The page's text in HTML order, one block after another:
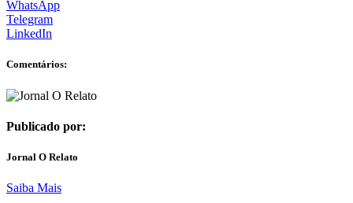
WhatsApp
Telegram
LinkedIn
Comentários:
Publicado por:
Jornal O Relato
Saiba Mais